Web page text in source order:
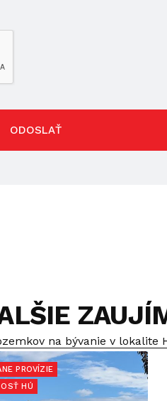
ODOSLAŤ
na bývanie v lokalite
PROVÍZIE
HÚ